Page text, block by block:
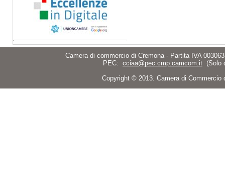
Camera di commercio di Cremona - Partita IVA
PEC: cciaa@pec.cmp.camcom.it (Solo
Copyright © 2013. Camera di